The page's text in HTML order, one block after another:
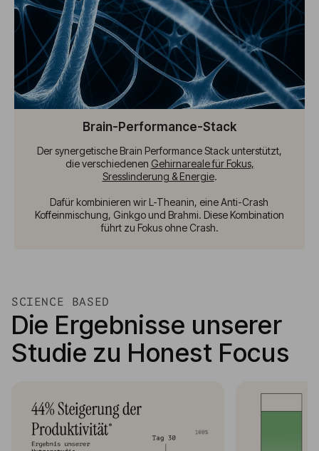
Brain-Performance-Stack
Der synergetische Brain Performance Stack unterstützt,
die verschiedenen Gehirnareale für Fokus,
Sresslinderung & Energie.
Dafür kombinieren wir L-Theanin, eine Anti-Crash
Koffeinmischung, Ginkgo und Brahmi. Diese Kombination
führt zu Fokus ohne Crash.
SCIENCE BASED
Die Ergebnisse unserer
Studie zu Honest Focus